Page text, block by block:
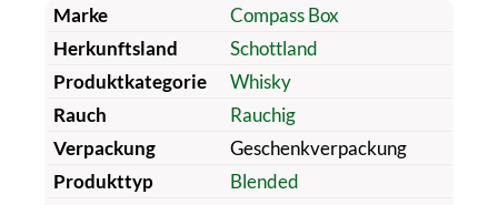
Marke
Compass Box
Herkunftsland
Schottland
Produktkategorie
Whisky
Rauch
Rauchig
Verpackung
Geschenkverpackung
Produkttyp
Blended